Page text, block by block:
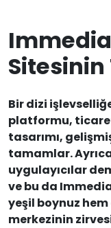
Bir dizi
platformu,
tasarımı,
tamamlar.
uygulayıcılar
ve bu da
yeşil boynuz
merkezinin